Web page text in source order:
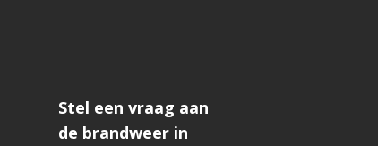
Stel een vraag aan
de brandweer in